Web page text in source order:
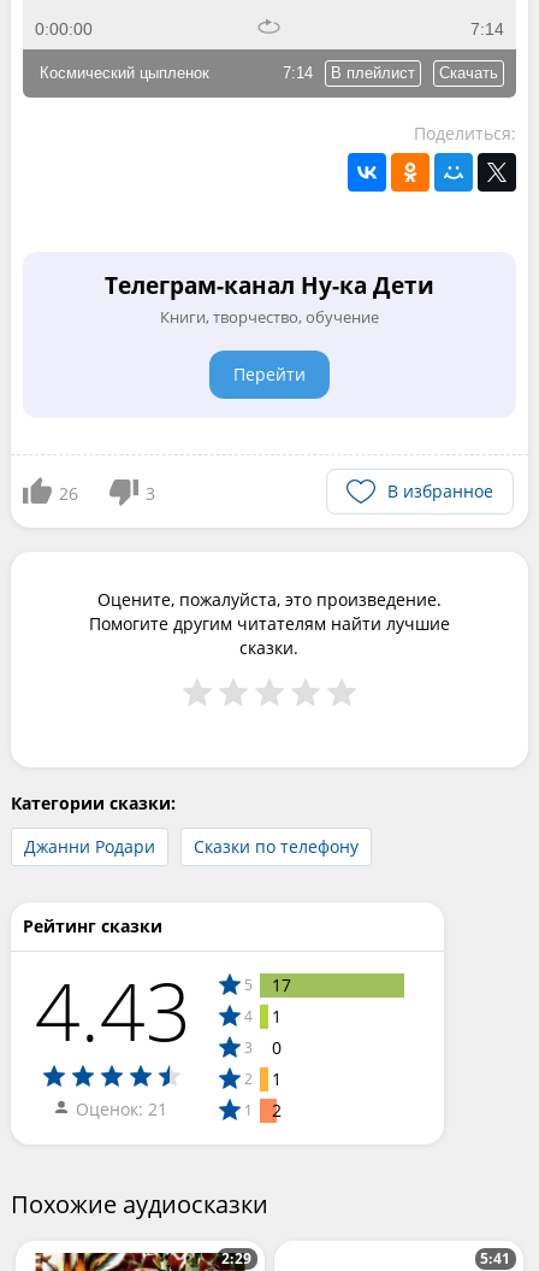
0:00:00 7:14
7:14 В плейлист Скачать
Космический цыпленок
Поделиться:
Телеграм-канал Ну-ка Дети
Книги, творчество, обучение
Перейти
26 3 В избранное
Оцените, пожалуйста, это произведение.
Помогите другим читателям найти лучшие
сказки.
Категории сказки:
Джанни Родари
Сказки по телефону
Рейтинг сказки
4.43
Оценок: 21
5 17
4 1
3 0
2 1
1 2
Похожие аудиосказки
2:29 5:41